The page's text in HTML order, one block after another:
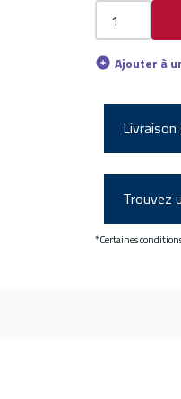
Ajouter à
Trouvez
*Certaines